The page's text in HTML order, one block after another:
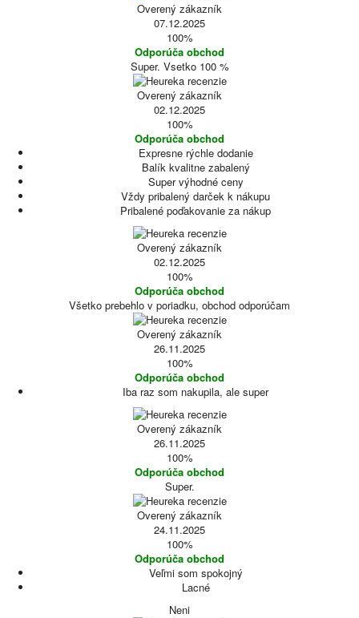
Overený zákazník
07.12.2025
100%
Odporúča obchod
Super. Vsetko 100 %
Overený zákazník
02.12.2025
100%
Odporúča obchod
Expresne rýchle dodanie
Balík kvalitne zabalený
Super výhodné ceny
Vždy pribalený darček k nákupu
Pribalené poďakovanie za nákup
Overený zákazník
02.12.2025
100%
Odporúča obchod
Všetko prebehlo v poriadku, obchod odporúčam
Overený zákazník
26.11.2025
100%
Odporúča obchod
Iba raz som nakupila, ale super
Overený zákazník
26.11.2025
100%
Odporúča obchod
Super.
Overený zákazník
24.11.2025
100%
Odporúča obchod
Veľmi som spokojný
Lacné
Neni